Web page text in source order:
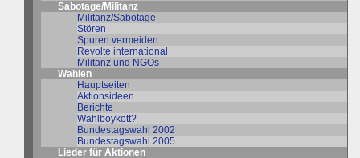
Sabotage/Militanz
Militanz/Sabotage
Stören
Spuren vermeiden
Revolte international
Militanz und NGOs
Wahlen
Hauptseiten
Aktionsideen
Berichte
Wahlboykott?
Bundestagswahl 2002
Bundestagswahl 2005
Lieder für Aktionen